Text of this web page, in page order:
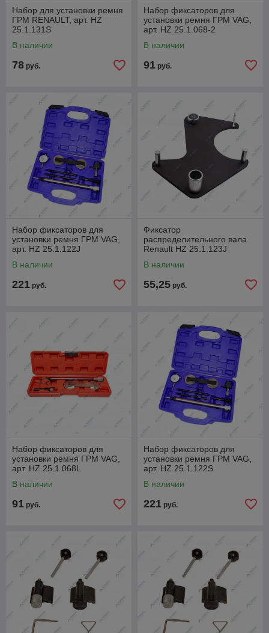
Набор для установки ремня
ГРМ RENAULT, арт. HZ
25.1.131S
В наличии
78 руб.
Набор фиксаторов для
установки ремня ГРМ VAG,
арт. HZ 25.1.068-2
В наличии
91 руб.
Набор фиксаторов для
установки ремня ГРМ VAG,
арт. HZ 25.1.122J
В наличии
221 руб.
Фиксатор
распределительного вала
Renault HZ 25.1.123J
В наличии
55,25 руб.
Набор фиксаторов для
установки ремня ГРМ VAG,
арт. HZ 25.1.068L
В наличии
91 руб.
Набор фиксаторов для
установки ремня ГРМ VAG,
арт. HZ 25.1.122S
В наличии
221 руб.